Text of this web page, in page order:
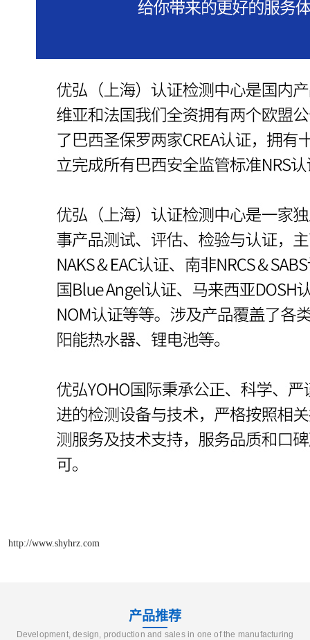
http://www.shyhrz.com
产品推荐
Development, design, production and sales in one of the manufacturing